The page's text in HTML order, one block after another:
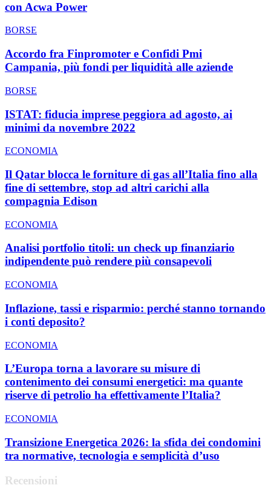
con Acwa Power
BORSE
Accordo fra Finpromoter e Confidi Pmi
Campania, più fondi per liquidità alle aziende
BORSE
ISTAT: fiducia imprese peggiora ad agosto, ai
minimi da novembre 2022
ECONOMIA
Il Qatar blocca le forniture di gas all’Italia fino alla
fine di settembre, stop ad altri carichi alla
compagnia Edison
ECONOMIA
Analisi portfolio titoli: un check up finanziario
indipendente può rendere più consapevoli
ECONOMIA
Inflazione, tassi e risparmio: perché stanno tornando
i conti deposito?
ECONOMIA
L’Europa torna a lavorare su misure di
contenimento dei consumi energetici: ma quante
riserve di petrolio ha effettivamente l’Italia?
ECONOMIA
Transizione Energetica 2026: la sfida dei condomini
tra normative, tecnologia e semplicità d’uso
Recensioni